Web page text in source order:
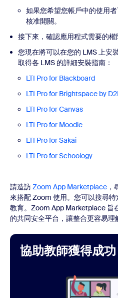
如果您希望您帳戶中的使用
核准開關。
接下來，確認應用程式需要的
您現在將可以在您的 LMS 上安
取得各 LMS 的詳細安裝指南：
LTI Pro for Blackboard
LTI Pro for Brightspace by
LTI Pro for Canvas
LTI Pro for Moodle
LTI Pro for Sakai
LTI Pro for Schoology
請造訪Zoom App Marketplace
來搭配 Zoom 使用。您可以搜尋
教育。Zoom App Marketplace 旨
的共同安全平台，讓整合更容易理
協助教師獲得成功